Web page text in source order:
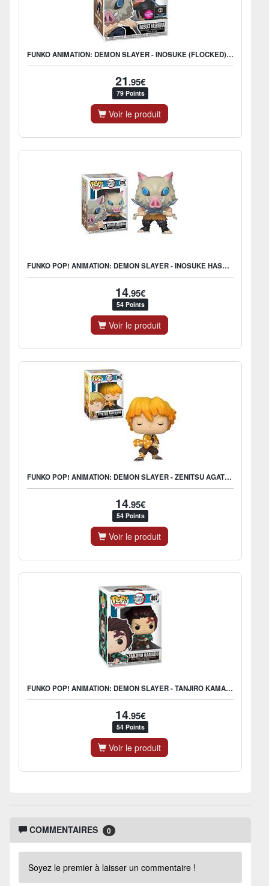
FUNKO ANIMATION: DEMON SLAYER - INOSUKE (FLOCKED) - US EXCLUSIVE
21.95€
79 Points
Voir le produit
FUNKO POP! ANIMATION: DEMON SLAYER - INOSUKE HASHIBIRA
14.95€
54 Points
Voir le produit
FUNKO POP! ANIMATION: DEMON SLAYER - ZENITSU AGATSUMA
14.95€
54 Points
Voir le produit
FUNKO POP! ANIMATION: DEMON SLAYER - TANJIRO KAMADO
14.95€
54 Points
Voir le produit
COMMENTAIRES 0
Soyez le premier à laisser un commentaire !